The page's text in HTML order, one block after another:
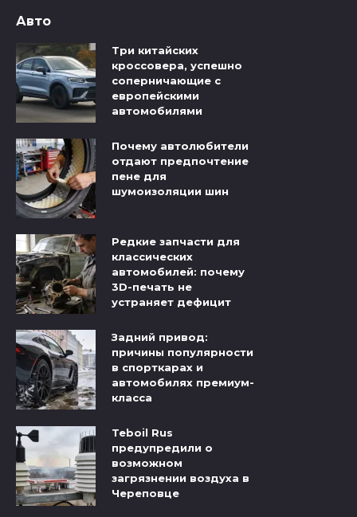
Авто
Три китайских
кроссовера, успешно
соперничающие с
европейскими
автомобилями
Почему автолюбители
отдают предпочтение
пене для
шумоизоляции шин
Редкие запчасти для
классических
автомобилей: почему
3D-печать не
устраняет дефицит
Задний привод:
причины популярности
в спорткарах и
автомобилях премиум-
класса
Teboil Rus
предупредили о
возможном
загрязнении воздуха в
Череповце